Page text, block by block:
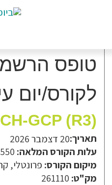
טופס
לקורס/יום
GCP (R3)
תאריך:20 דצמבר 2026
עלות הקורס המלאה:
מיקום הקורס: פרונטלי,
מק"ט: 261110